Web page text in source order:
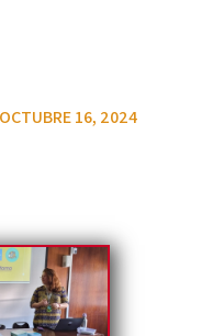
OCTUBRE 16, 2024